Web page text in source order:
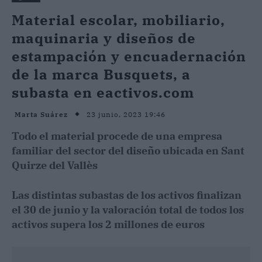
Material escolar, mobiliario,
maquinaria y diseños de
estampación y encuadernación
de la marca Busquets, a
subasta en eactivos.com
Marta Suárez 23 junio, 2023 19:46
Todo el material procede de una empresa
familiar del sector del diseño ubicada en Sant
Quirze del Vallès
Las distintas subastas de los activos finalizan
el 30 de junio y la valoración total de todos los
activos supera los 2 millones de euros